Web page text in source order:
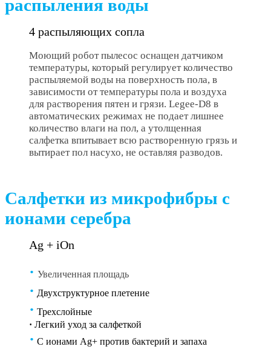
распыления воды
4 распыляющих сопла
Моющий робот пылесос оснащен датчиком
температуры, который регулирует количество
распыляемой воды на поверхность пола, в
зависимости от температуры пола и воздуха
для растворения пятен и грязи. Legee-D8 в
автоматических режимах не подает лишнее
количество влаги на пол, а утолщенная
салфетка впитывает всю растворенную грязь и
вытирает пол насухо, не оставляя разводов.
Салфетки из микрофибры с
ионами серебра
Ag + iOn
· Увеличенная площадь
· Двухструктурное плетение
· Трехслойные
· Легкий уход за салфеткой
· С ионами Ag+ против бактерий и запаха